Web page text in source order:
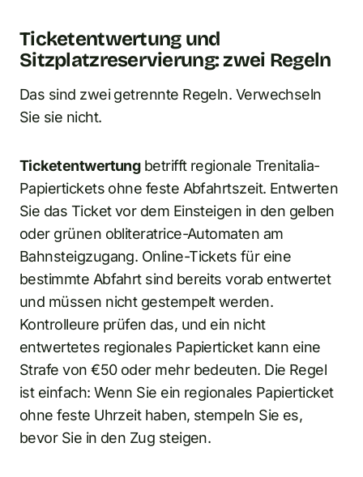
Ticketentwertung und
Sitzplatzreservierung: zwei Regeln
Das sind zwei getrennte Regeln. Verwechseln
Sie sie nicht.
Ticketentwertungbetrifft regionale Trenitalia-
Papiertickets ohne feste Abfahrtszeit. Entwerten
Sie das Ticket vor dem Einsteigen in den gelben
oder grünen obliteratrice-Automaten am
Bahnsteigzugang. Online-Tickets für eine
bestimmte Abfahrt sind bereits vorab entwertet
und müssen nicht gestempelt werden.
Kontrolleure prüfen das, und ein nicht
entwertetes regionales Papierticket kann eine
Strafe von €50 oder mehr bedeuten. Die Regel
ist einfach: Wenn Sie ein regionales Papierticket
ohne feste Uhrzeit haben, stempeln Sie es,
bevor Sie in den Zug steigen.